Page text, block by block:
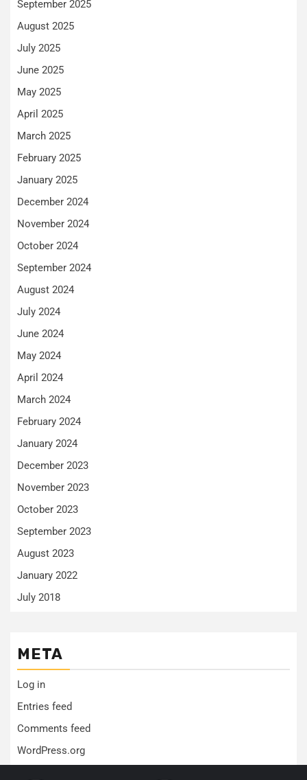
September 2025
August 2025
July 2025
June 2025
May 2025
April 2025
March 2025
February 2025
January 2025
December 2024
November 2024
October 2024
September 2024
August 2024
July 2024
June 2024
May 2024
April 2024
March 2024
February 2024
January 2024
December 2023
November 2023
October 2023
September 2023
August 2023
January 2022
July 2018
META
Log in
Entries feed
Comments feed
WordPress.org